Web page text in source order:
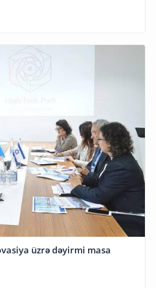
üzrə dəyirmi masa